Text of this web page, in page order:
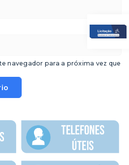
navegador para a próxima vez que